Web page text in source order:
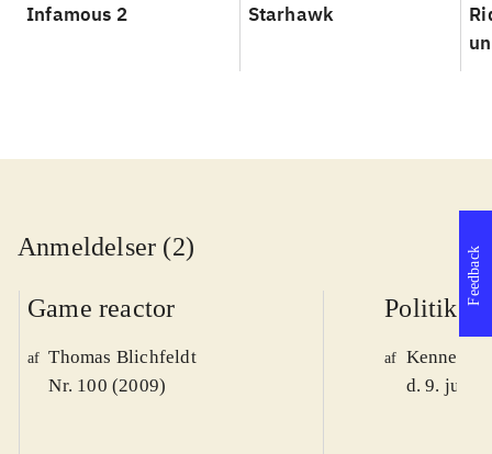
Infamous 2 Starhawk
Anmeldelser (2)
Game reactor
af Thomas Blichfeldt
Nr. 100 (2009)
Politiken
af Kenneth
d. 9. juni
Feedback